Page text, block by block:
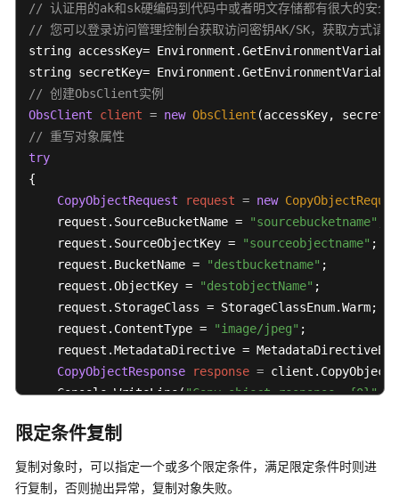
Python
Java
Go
BrowserJS
用
前
须
知
SDK
下
// 认证用的ak和sk硬编码到代码中或者明文存储都有很大的安全
// 您可以登录访问管理控制台获取访问密钥AK/SK，获取
string accessKey=
string secretKey=
// 创建ObsClient实例
ObsClient
client = new ObsClient
// 重写对象属性
try
{
CopyObjectRequest
request = new
    request.SourceBucketName =
"sourcebucketname"
    request.SourceObjectKey =
"sourceobjectname" ;
    request.BucketName =
"destbucketname" ;
    request.ObjectKey =
"destobjectName" ;
    request.StorageClass = StorageClassEnum.Warm;
    request.ContentType =
"image/jpeg" ;
request.MetadataDirective =
CopyObjectResponse
response =
    Console.WriteLine(
"Copy object response: {0}",
catch (ObsException ex)
限定条件复制
复制对象时，可以指定一个或多个限定条件，满足限定条件时则进
行复制，否则抛出异常，复制对象失败。